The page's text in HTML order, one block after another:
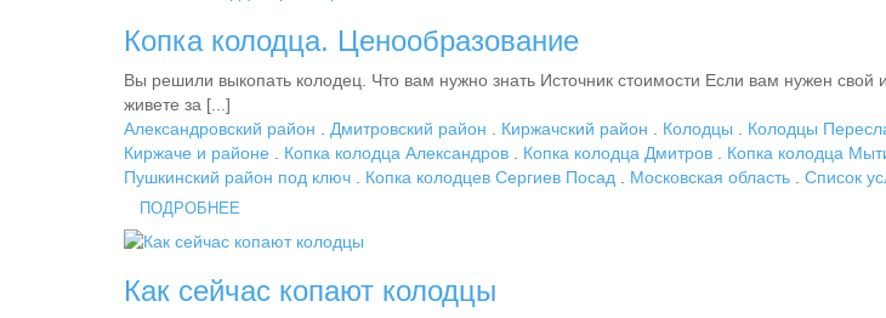
Копка колодца. Ценообразование
Вы решили выкопать колодец. Что вам нужно знать Источник стоимости Если вам нужен свой
живете за [...]
Александровский район
Дмитровский район Киржачский район Колодцы Колодцы
Киржаче и районе
Копка колодца Александров Копка колодца Дмитров Копка колодца
Пушкинский район под ключ
Копка колодцев Сергиев Посад Московская область Список
ПОДРОБНЕЕ
Как сейчас копают колодцы